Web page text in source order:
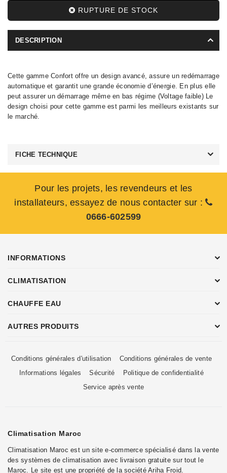
RUPTURE DE STOCK
DESCRIPTION
Cette gamme Confort offre un design avancé, assure un redémarrage
automatique et garantit une grande économie d’énergie. En plus elle
peut assurer un démarrage même en bas régime (Voltage faible) Le
design choisi pour cette gamme est parmi les meilleurs existants sur
le marché.
FICHE TECHNIQUE
Pour les projets, les revendeurs et les
installateurs, essayez de nous contacter sur :
0666-602599
INFORMATIONS
CLIMATISATION
CHAUFFE EAU
AUTRES PRODUITS
Conditions générales d'utilisation
Conditions générales de vente
Informations légales
Sécurité
Politique de confidentialité
Service après vente
Climatisation Maroc
Climatisation Maroc est un site e-commerce spécialisé dans la vente
des systèmes de climatisation avec livraison gratuite sur tout le
Maroc. Le site est une propriété de la société Ariha Froid.